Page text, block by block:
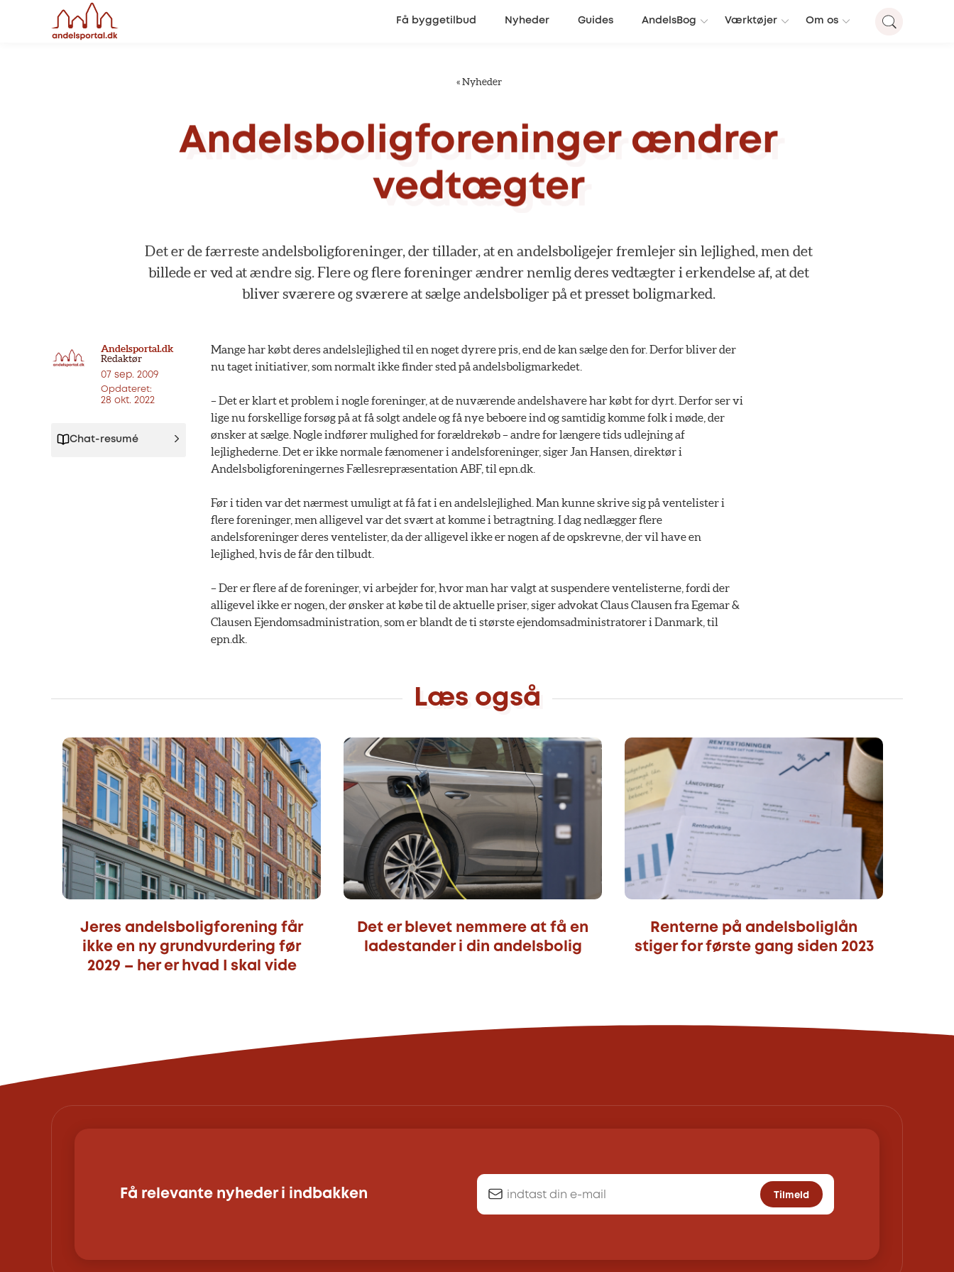
Få byggetilbud Nyheder Guides AndelsBog Værktøjer Om os
« Nyheder
Andelsboligforeninger ændrer
vedtægter
Det er de færreste andelsboligforeninger, der tillader, at en andelsboligejer fremlejer sin lejlighed, men det
billede er ved at ændre sig. Flere og flere foreninger ændrer nemlig deres vedtægter i erkendelse af, at det
bliver sværere og sværere at sælge andelsboliger på et presset boligmarked.
Andelsportal.dk
Redaktør
07 sep. 2009
Opdateret:
28 okt. 2022
Chat-resumé
Mange har købt deres andelslejlighed til en noget dyrere pris, end de kan sælge den for. Derfor bliver der
nu taget initiativer, som normalt ikke finder sted på andelsboligmarkedet.
– Det er klart et problem i nogle foreninger, at de nuværende andelshavere har købt for dyrt. Derfor ser vi
lige nu forskellige forsøg på at få solgt andele og få nye beboere ind og samtidig komme folk i møde, der
ønsker at sælge. Nogle indfører mulighed for forældrekøb – andre for længere tids udlejning af
lejlighederne. Det er ikke normale fænomener i andelsforeninger, siger Jan Hansen, direktør i
Andelsboligforeningernes Fællesrepræsentation ABF, til epn.dk.
Før i tiden var det nærmest umuligt at få fat i en andelslejlighed. Man kunne skrive sig på ventelister i
flere foreninger, men alligevel var det svært at komme i betragtning. I dag nedlægger flere
andelsforeninger deres ventelister, da der alligevel ikke er nogen af de opskrevne, der vil have en
lejlighed, hvis de får den tilbudt.
– Der er flere af de foreninger, vi arbejder for, hvor man har valgt at suspendere ventelisterne, fordi der
alligevel ikke er nogen, der ønsker at købe til de aktuelle priser, siger advokat Claus Clausen fra Egemar &
Clausen Ejendomsadministration, som er blandt de ti største ejendomsadministratorer i Danmark, til
epn.dk.
Læs også
Jeres andelsboligforening får
ikke en ny grundvurdering før
2029 – her er hvad I skal vide
Det er blevet nemmere at få en
ladestander i din andelsbolig
Renterne på andelsboliglån
stiger for første gang siden 2023
Få relevante nyheder i indbakken Tilmeld